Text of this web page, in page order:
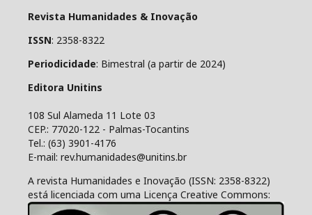
Revista Humanidades & Inovação
ISSN: 2358-8322
Periodicidade: Bimestral (a partir de 2024)
Editora Unitins
108 Sul Alameda 11 Lote 03
CEP.: 77020-122 - Palmas-Tocantins
Tel.: (63) 3901-4176
E-mail: rev.humanidades@unitins.br
A revista Humanidades e Inovação (ISSN: 2358-8322)
está licenciada com uma Licença Creative Commons: